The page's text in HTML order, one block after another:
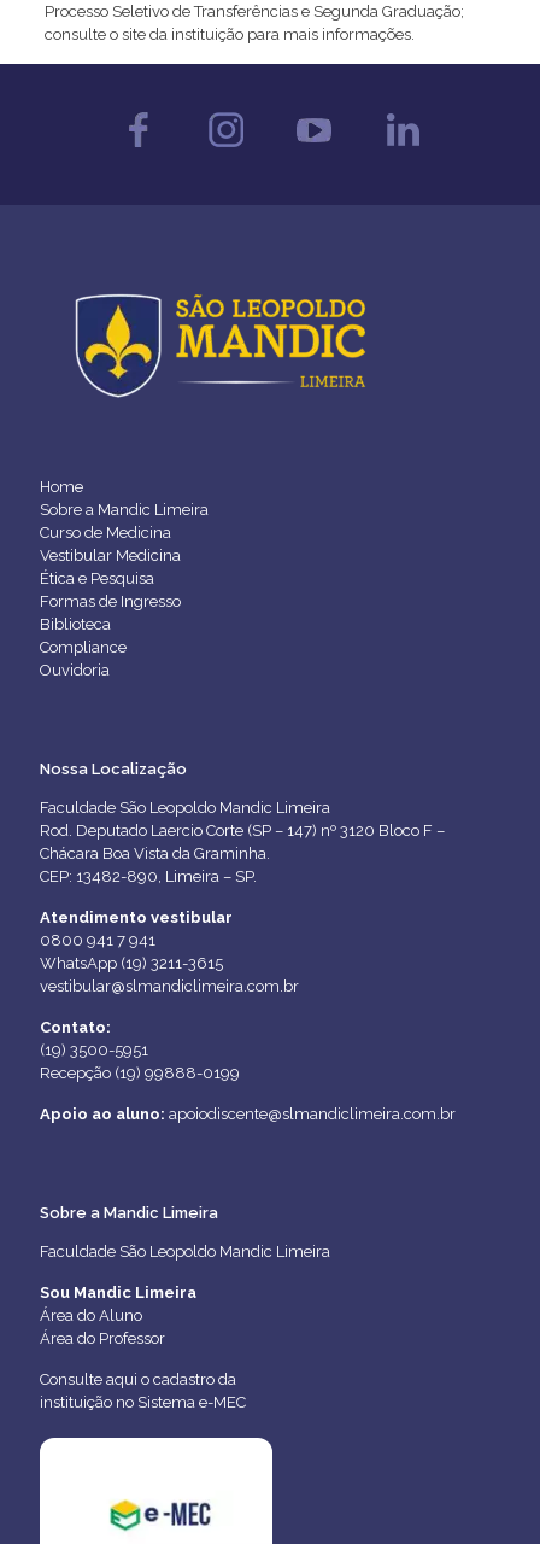
Processo Seletivo de Transferências e Segunda Graduação;
consulte o site da instituição para mais informações.
Home
Sobre a Mandic Limeira
Curso de Medicina
Vestibular Medicina
Ética e Pesquisa
Formas de Ingresso
Biblioteca
Compliance
Ouvidoria
Nossa Localização
Faculdade São Leopoldo Mandic Limeira
Rod. Deputado Laercio Corte (SP – 147) nº 3120 Bloco F –
Chácara Boa Vista da Graminha.
CEP: 13482-890, Limeira – SP.
Atendimento vestibular
0800 941 7 941
WhatsApp (19) 3211-3615
vestibular@slmandiclimeira.com.br
Contato:
(19) 3500-5951
Recepção (19) 99888-0199
Apoio ao aluno: apoiodiscente@slmandiclimeira.com.br
Sobre a Mandic Limeira
Faculdade São Leopoldo Mandic Limeira
Sou Mandic Limeira
Área do Aluno
Área do Professor
Consulte aqui o cadastro da
instituição no Sistema e-MEC